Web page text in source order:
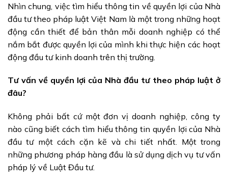
Nhìn chung, việc tìm hiểu thông tin về quyền lợi của Nhà
đầu tư theo pháp luật Việt Nam là một trong những hoạt
động cần thiết để bản thân mỗi doanh nghiệp có thể
nắm bắt được quyền lợi của mình khi thực hiện các hoạt
động đầu tư kinh doanh trên thị trường.
Tư vấn về quyền lợi của Nhà đầu tư theo pháp luật ở
đâu?
Không phải bất cứ một đơn vị doanh nghiệp, công ty
nào cũng biết cách tìm hiểu thông tin quyền lợi của Nhà
đầu tư một cách cặn kẽ và chi tiết nhất. Một trong
những phương pháp hàng đầu là sử dụng dịch vụ tư vấn
pháp lý về Luật Đầu tư.